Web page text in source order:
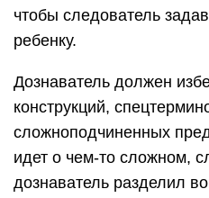
чтобы следователь
ребенку.
Дознаватель должен
конструкций,
сложноподчиненных
идет о чем-то сложном,
дознаватель разделил